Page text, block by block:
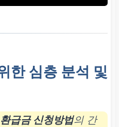
한 심층 분석 및
급금 신청방법의 간